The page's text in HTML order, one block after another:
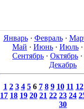
Январь· Февраль·
Май · Июнь · Июль ·
Сентябрь · Октябрь ·
Декабрь
1 2 3 4 5 6 7 8 9 10 11 12
17 18 19 20 21 22 23 24
30